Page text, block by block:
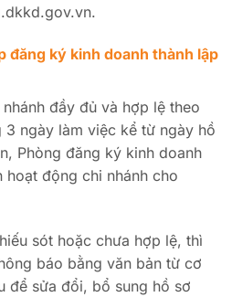
đăng ký kinh doanh thành lập
đầy đủ và hợp lệ theo
ngày làm việc kể từ ngày hồ
Phòng đăng ký kinh doanh
hoạt động chi nhánh cho
sót hoặc chưa hợp lệ, thì
báo bằng văn bản từ cơ
để sửa đổi, bổ sung hồ sơ